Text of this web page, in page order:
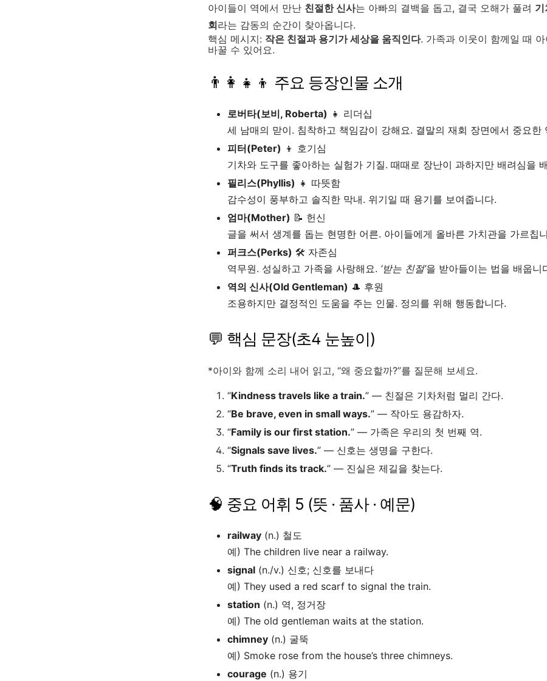
아이들이 역에서 만난 친절한 신사는 아빠의 결백을 돕고, 결국 오해가 풀려
회라는 감동의 순간이 찾아옵니다.
핵심 메시지: 작은 친절과 용기가 세상을 움직인다. 가족과 이웃이 함께일 때
바꿀 수 있어요.
👨‍👩‍👧‍👦 주요 등장인물 소개
로버타(보비, Roberta) 👧 리더십
세 남매의 맏이. 침착하고 책임감이 강해요. 결말의 재회 장면에서 중요한
피터(Peter) 👦 호기심
기차와 도구를 좋아하는 실험가 기질. 때때로 장난이 과하지만 배려심을
필리스(Phyllis) 👧 따뜻함
감수성이 풍부하고 솔직한 막내. 위기일 때 용기를 보여줍니다.
엄마(Mother) 📝 헌신
글을 써서 생계를 돕는 현명한 어른. 아이들에게 올바른 가치관을 가르칩
퍼크스(Perks) 🛠️ 자존심
역무원. 성실하고 가족을 사랑해요. ‘받는 친절’을 받아들이는 법을 배웁니
역의 신사(Old Gentleman) 🎩 후원
조용하지만 결정적인 도움을 주는 인물. 정의를 위해 행동합니다.
💬 핵심 문장(초4 눈높이)
*아이와 함께 소리 내어 읽고, “왜 중요할까?”를 질문해 보세요.
“Kindness travels like a train.” — 친절은 기차처럼 멀리 간다.
“Be brave, even in small ways.” — 작아도 용감하자.
“Family is our first station.” — 가족은 우리의 첫 번째 역.
“Signals save lives.” — 신호는 생명을 구한다.
“Truth finds its track.” — 진실은 제길을 찾는다.
🧠 중요 어휘 5 (뜻 · 품사 · 예문)
railway (n.) 철도
예) The children live near a railway.
signal (n./v.) 신호; 신호를 보내다
예) They used a red scarf to signal the train.
station (n.) 역, 정거장
예) The old gentleman waits at the station.
chimney (n.) 굴뚝
예) Smoke rose from the house’s three chimneys.
courage (n.) 용기